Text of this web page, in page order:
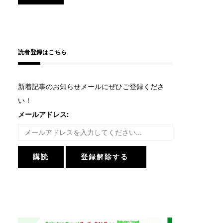
読者登録はこちら
新着記事のお知らせメールにぜひご登録くださ
い！
メールアドレス: